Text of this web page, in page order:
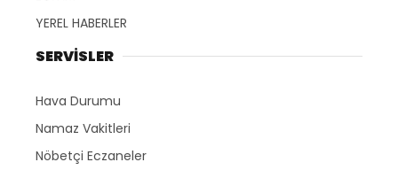
YEREL HABERLER
SERVİSLER
Hava Durumu
Namaz Vakitleri
Nöbetçi Eczaneler